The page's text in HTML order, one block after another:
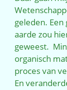
geleden.
aarde zou
geweest.
organisch
proces van
En